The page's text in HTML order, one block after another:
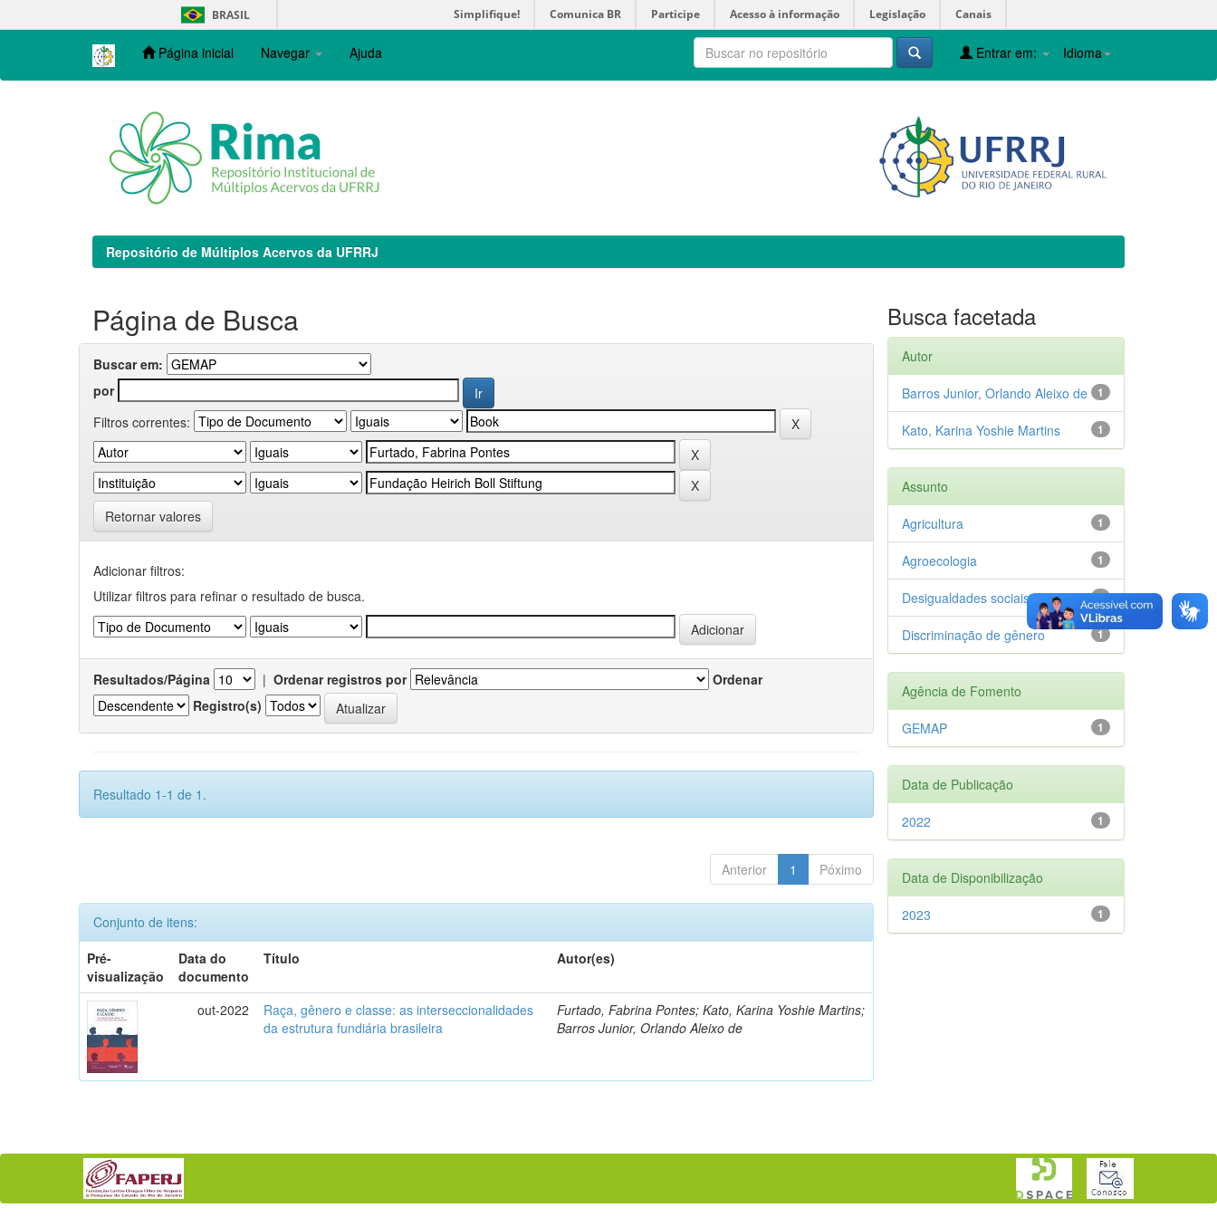
navigation
BRASIL Simplifique! Comunica BR Participe Acesso à informação Legislação Canais
Página inicial Navegar Ajuda Idioma
Entrar em:
Repositório de Múltiplos Acervos da UFRRJ
Página de Busca
Buscar em:
por
Filtros correntes:
Retornar valores
Adicionar filtros:
Utilizar filtros para refinar o resultado de busca.
Resultados/Página | Ordenar registros por
Ordenar
Registro(s)
Resultado 1-1 de 1.
Anterior 1 Póximo
Conjunto de itens:
Pré-
visualização
Data do
documento
Título Autor(es)
out-2022
Raça, gênero e classe: as interseccionalidades
da estrutura fundiária brasileira
Furtado, Fabrina Pontes; Kato, Karina Yoshie Martins;
Barros Junior, Orlando Aleixo de
Busca facetada
Autor
1
Barros Junior, Orlando Aleixo de
1
Kato, Karina Yoshie Martins
Assunto
1
Agricultura
1
Agroecologia
1
Desigualdades sociais
1
Discriminação de gênero
Agência de Fomento
1
GEMAP
Data de Publicação
1
2022
Data de Disponibilização
1
2023